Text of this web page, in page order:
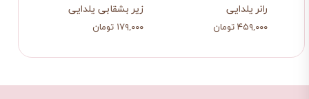
زیر بشقابی یلدایی
۱۷۹,۰۰۰ تومان
رانر یلدایی
۴۵۹,۰۰۰ تومان